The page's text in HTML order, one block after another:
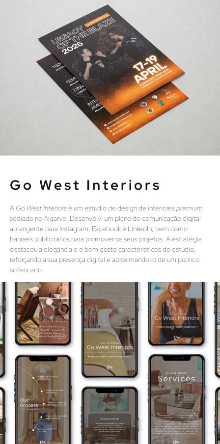
Go West Interiors
A Go West Interiorsé um estúdio de design de interiorespremium
sediado no Algarve. Desenvolvi um plano de comunicação digital
abrangente para Instagram, Facebook e LinkedIn, bem como
banners publicitários para promover os seus projetos. A estratégia
destacou a elegância e o bom gosto característicos do estúdio,
reforçando a sua presença digital e aproximando-o de um público
sofisticado.